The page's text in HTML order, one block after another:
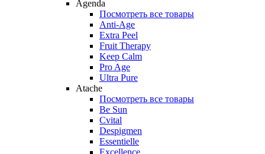
Agenda
Посмотреть все товары
Anti‑Age
Extra Peel
Fruit Therapy
Keep Calm
Pro Age
Ultra Pure
Atache
Посмотреть все товары
Be Sun
Cvital
Despigmen
Essentielle
Excellence